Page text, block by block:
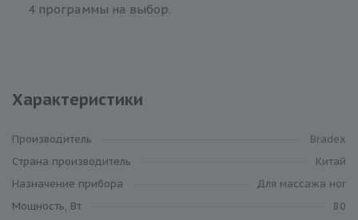
4 программы на выбор.
Характеристики
Производитель
Bradex
Cтрана производитель
Китай
Назначение прибора
Для массажа ног
Мощность, Вт
80